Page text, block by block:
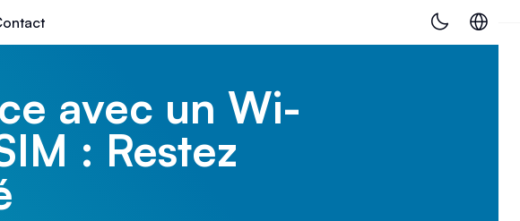
avec un Wi-
: Restez